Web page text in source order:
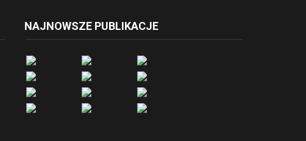
NAJNOWSZE PUBLIKACJE